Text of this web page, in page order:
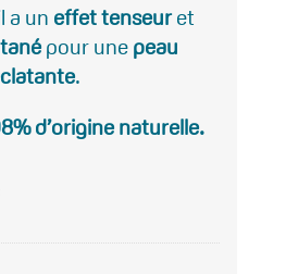
a un effet tenseuret
pour unepeau
.
d’origine naturelle.